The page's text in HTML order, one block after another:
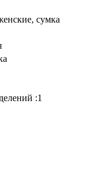
сумка
:1